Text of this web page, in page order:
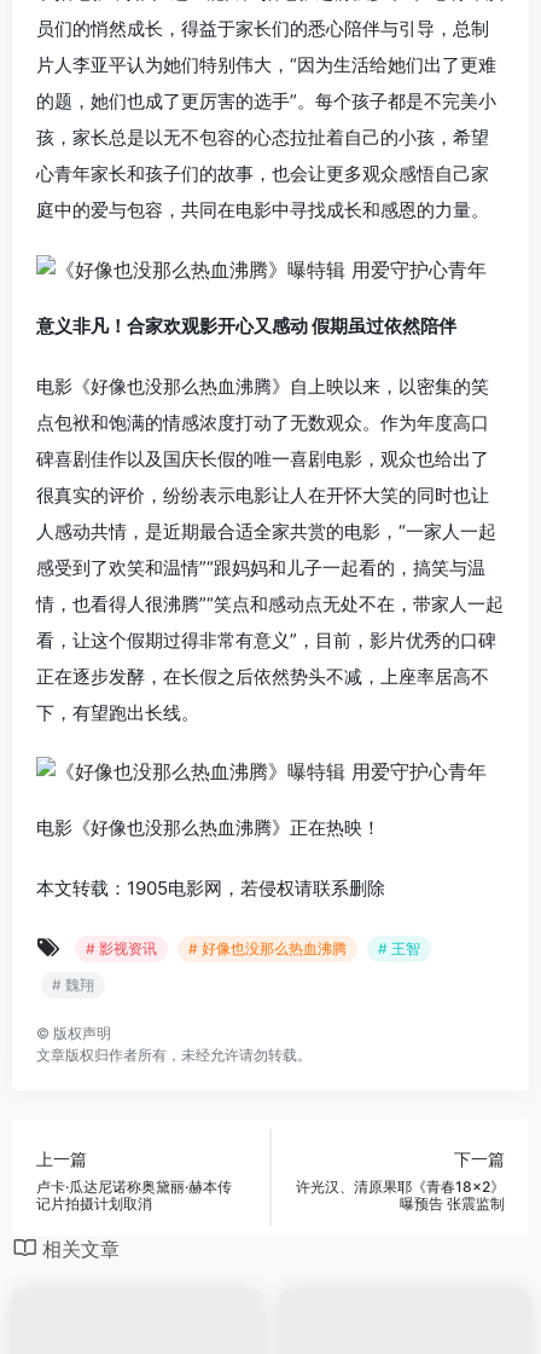
员们的悄然成长，得益于家长们的悉心陪伴与引导，总制
片人李亚平认为她们特别伟大，“因为生活给她们出了更难
的题，她们也成了更厉害的选手”。每个孩子都是不完美小
孩，家长总是以无不包容的心态拉扯着自己的小孩，希望
心青年家长和孩子们的故事，也会让更多观众感悟自己家
庭中的爱与包容，共同在电影中寻找成长和感恩的力量。
意义非凡！合家欢观影开心又感动 假期虽过依然陪伴
电影《好像也没那么热血沸腾》自上映以来，以密集的笑
点包袱和饱满的情感浓度打动了无数观众。作为年度高口
碑喜剧佳作以及国庆长假的唯一喜剧电影，观众也给出了
很真实的评价，纷纷表示电影让人在开怀大笑的同时也让
人感动共情，是近期最合适全家共赏的电影，“一家人一起
感受到了欢笑和温情”“跟妈妈和儿子一起看的，搞笑与温
情，也看得人很沸腾”“笑点和感动点无处不在，带家人一起
看，让这个假期过得非常有意义”，目前，影片优秀的口碑
正在逐步发酵，在长假之后依然势头不减，上座率居高不
下，有望跑出长线。
电影《好像也没那么热血沸腾》正在热映！
本文转载：1905电影网，若侵权请联系删除
# 影视资讯 # 好像也没那么热血沸腾
# 王智
# 魏翔
© 版权声明
文章版权归作者所有，未经允许请勿转载。
上一篇
卢卡·瓜达尼诺称奥黛丽·赫本传
记片拍摄计划取消
下一篇
许光汉、清原果耶《青春18×2》
曝预告 张震监制
相关文章